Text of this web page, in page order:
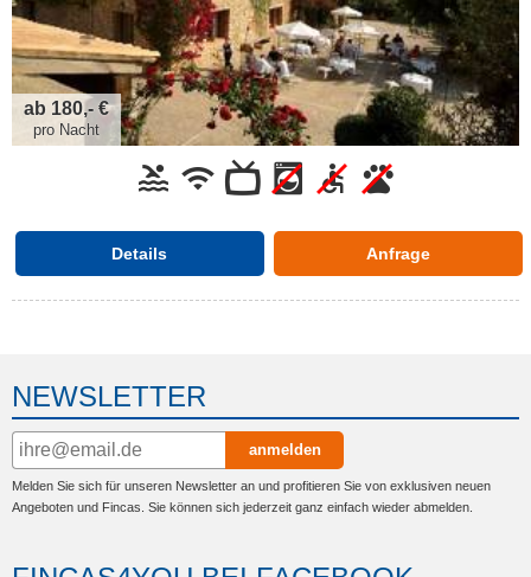
ab 180,- €
pro Nacht
Details Anfrage
NEWSLETTER
anmelden
Melden Sie sich für unseren Newsletter an und profitieren Sie von exklusiven neuen
Angeboten und Fincas. Sie können sich jederzeit ganz einfach wieder abmelden.